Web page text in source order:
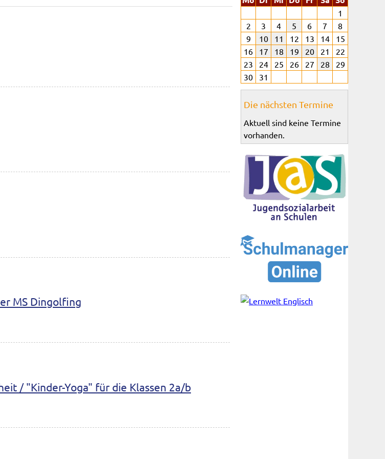
MS Dingolfing
/ "Kinder-Yoga" für die Klassen 2a/b
1
2
3 4 5 6 7
8
9
10 11 12 13 14
15
16
17 18 19 20 21
22
23
24 25 26 27 28
29
30
31
Die nächsten Termine
Aktuell sind keine Termine
vorhanden.